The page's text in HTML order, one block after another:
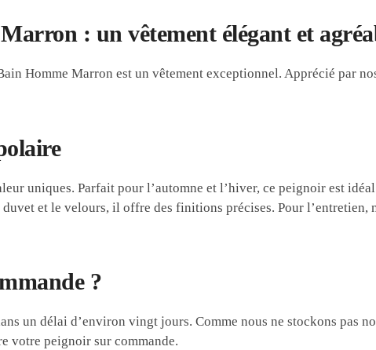
: un vêtement élégant et
Homme Marron est un vêtement exceptionnel. Apprécié par
uniques. Parfait pour l’automne et l’hiver, ce peignoir est
et le velours, il offre des finitions précises. Pour l’entretien,
?
un délai d’environ vingt jours. Comme nous ne stockons pas
votre peignoir sur commande.